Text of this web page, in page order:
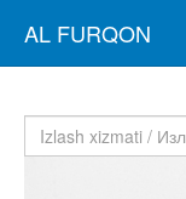
AL FURQON